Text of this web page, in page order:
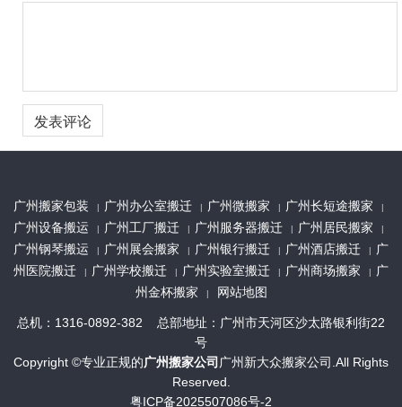
广州搬家包装 | 广州办公室搬迁 | 广州微搬家 | 广州长短途搬家 |
广州设备搬运 | 广州工厂搬迁 | 广州服务器搬迁 | 广州居民搬家 |
广州钢琴搬运 | 广州展会搬家 | 广州银行搬迁 | 广州酒店搬迁 |
广
州医院搬迁
| 广州学校搬迁 | 广州实验室搬迁 | 广州商场搬家 |
广
州金杯搬家
| 网站地图
总机：1316-0892-382 总部地址：广州市天河区沙太路银利街22
号
Copyright ©专业正规的广州搬家公司 广州新大众搬家公司.All Rights
Reserved.
粤ICP备2025507086号-2